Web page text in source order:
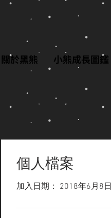
關於黑熊 小熊成長圖鑑
個人檔案
加入日期： 2018年6月8日